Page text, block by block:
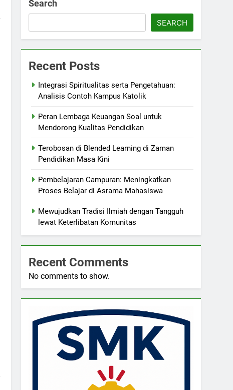
Search
SEARCH
Recent Posts
Integrasi Spiritualitas serta Pengetahuan:
Analisis Contoh Kampus Katolik
Peran Lembaga Keuangan Soal untuk
Mendorong Kualitas Pendidikan
Terobosan di Blended Learning di Zaman
Pendidikan Masa Kini
Pembelajaran Campuran: Meningkatkan
Proses Belajar di Asrama Mahasiswa
Mewujudkan Tradisi Ilmiah dengan Tangguh
lewat Keterlibatan Komunitas
Recent Comments
No comments to show.